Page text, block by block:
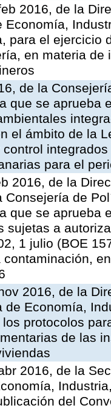
2016, de la
Economía,
para el ejercicio
en materia
de la
que se aprueba
el ámbito de la
para el
2016, de la
Consejería de
que se aprueba
sujetas a
1 julio (BOE
2016, de la
de Economía,
protocolos
de las
2016, de la
del